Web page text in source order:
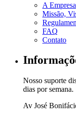
A Empresa
Missão,
FAQ
Contato
Nosso suporte
dias por semana.
Av José